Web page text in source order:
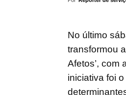
No último
transformou
Afetos’, com
iniciativa foi